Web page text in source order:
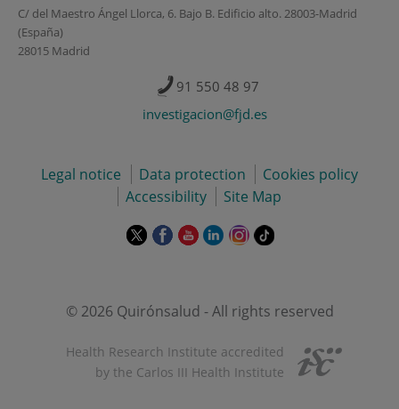
C/ del Maestro Ángel Llorca, 6. Bajo B. Edificio alto. 28003-Madrid
(España)
28015 Madrid
91 550 48 97
investigacion@fjd.es
Legal notice Data protection
Cookies policy
Accessibility
Site Map
This
in
pop-
up
window.
This
in
pop-
window.
This
in
pop-
window.
This
in
up
window.
This
in
pop-
window.
Link
© 2026 Quirónsalud - All rights reserved
Health Research Institute accredited
by the Carlos III Health Institute